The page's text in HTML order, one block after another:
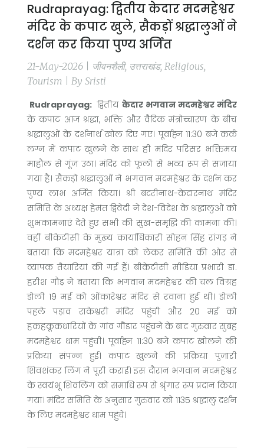
Rudraprayag: द्वितीय केदार मदमहेश्वर
मंदिर के कपाट खुले, सैकड़ों श्रद्धालुओं ने
दर्शन कर किया पुण्य अर्जित
21-May-2026 | जीवनशैली, उत्तराखंड, Religious,
Tourism | By Sristi
Rudraprayag: द्वितीय केदार भगवान मदमहेश्वर मंदिर
के कपाट आज श्रद्धा, भक्ति और वैदिक मंत्रोच्चारण के बीच
श्रद्धालुओं के दर्शनार्थ खोल दिए गए। पूर्वाह्न 11:30 बजे कर्क
लग्न में कपाट खुलने के साथ ही मंदिर परिसर भक्तिमय
माहौल से गूंज उठा। मंदिर को फूलों से भव्य रूप से सजाया
गया है। सैकड़ों श्रद्धालुओं ने भगवान मदमहेश्वर के दर्शन कर
पुण्य लाभ अर्जित किया। श्री बदरीनाथ-केदारनाथ मंदिर
समिति के अध्यक्ष हेमंत द्विवेदी ने देश-विदेश के श्रद्धालुओं को
शुभकामनाएं देते हुए सभी की सुख-समृद्धि की कामना की।
वहीं बीकेटीसी के मुख्य कार्याधिकारी सोहन सिंह रांगड़ ने
बताया कि मदमहेश्वर यात्रा को लेकर समिति की ओर से
व्यापक तैयारियां की गई हैं। बीकेटीसी मीडिया प्रभारी डा.
हरीश गौड़ ने बताया कि भगवान मदमहेश्वर की चल विग्रह
डोली 19 मई को ओंकारेश्वर मंदिर से रवाना हुई थी। डोली
पहले पड़ाव राकेश्वरी मंदिर पहुंची और 20 मई को
हकहकूकधारियों के गांव गौंडार पहुंचने के बाद गुरुवार सुबह
मदमहेश्वर धाम पहुंची। पूर्वाह्न 11:30 बजे कपाट खोलने की
प्रक्रिया संपन्न हुई। कपाट खुलने की प्रक्रिया पुजारी
शिवशंकर लिंग ने पूरी कराई। इस दौरान भगवान मदमहेश्वर
के स्वयंभू शिवलिंग को समाधि रूप से श्रृंगार रूप प्रदान किया
गया। मंदिर समिति के अनुसार गुरुवार को 1135 श्रद्धालु दर्शन
के लिए मदमहेश्वर धाम पहुंचे।